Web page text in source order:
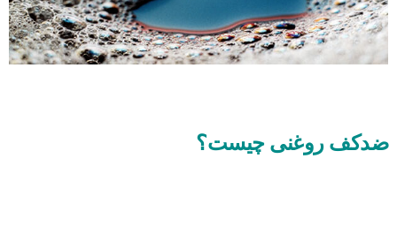
ضدکف روغنی چیست؟